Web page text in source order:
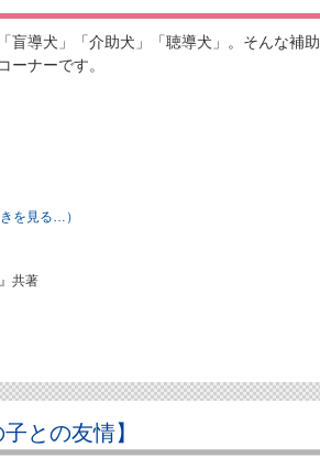
盲導犬」「介助犬」「聴導犬」。そんな補助
ーナーです。
きを見る…）
共著
との友情】